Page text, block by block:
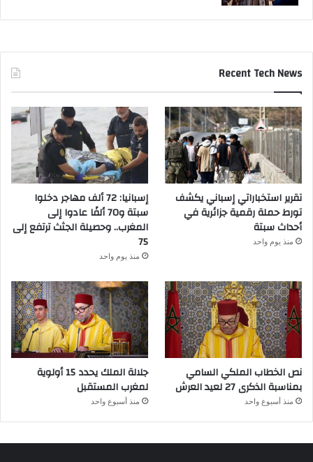
Recent Tech News
تقرير استخباراتي إسباني يكشف
تورط حملة رقمية جزائرية في
أحداث سبتة
منذ يوم واحد
إسبانيا: 72 ألف مهاجر دخلوا
سبتة و70 ألفًا عادوا إلى
المغرب.. وحصيلة الجثث ترتفع إلى
75
منذ يوم واحد
نص الخطاب الملكي السامي
بمناسبة الذكرى 27 لعيد العرش
منذ أسبوع واحد
جلالة الملك يحدد 15 أولوية
لمغرب المستقبل
منذ أسبوع واحد